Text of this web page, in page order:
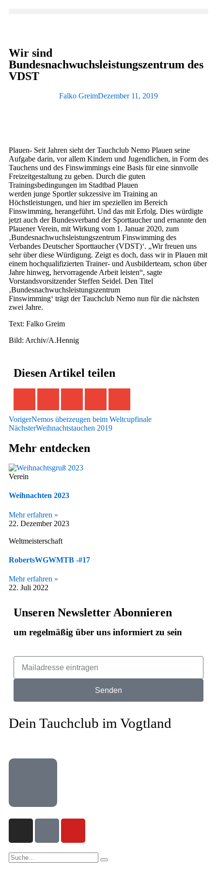
Wir sind
Bundesnachwuchsleistungszentrum des
VDST
Falko GreimDezember 11, 2019
Plauen- Seit Jahren sieht der Tauchclub Nemo Plauen seine
Aufgabe darin, vor allem Kindern und Jugendlichen, in Form des
Tauchens und des Finswimmings eine Basis für eine sinnvolle
Freizeitgestaltung zu geben. Durch die guten
Trainingsbedingungen im Stadtbad Plauen
werden junge Sportler sukzessive im Training an
Höchstleistungen, und hier im speziellen im Bereich
Finswimming, herangeführt. Und das mit Erfolg. Dies würdigte
jetzt auch der Bundesverband der Sporttaucher und ernannte den
Plauener Verein, mit Wirkung vom 1. Januar 2020, zum
‚Bundesnachwuchsleistungszentrum Finswimming des
Verbandes Deutscher Sporttaucher (VDST)‘. „Wir freuen uns
sehr über diese Würdigung. Zeigt es doch, dass wir in Plauen mit
einem hochqualifizierten Trainer- und Ausbilderteam, schon über
Jahre hinweg, hervorragende Arbeit leisten“, sagte
Vorstandsvorsitzender Steffen Seidel. Den Titel
‚Bundesnachwuchsleistungszentrum
Finswimming‘ trägt der Tauchclub Nemo nun für die nächsten
zwei Jahre.
Text: Falko Greim
Bild: Archiv/A.Hennig
Diesen Artikel teilen
VorigerNemos überzeugen beim Weltcupfinale
NächsterWeihnachtstauchen 2019
Mehr entdecken
Verein
Weihnachten 2023
Mehr erfahren »
22. Dezember 2023
Weltmeisterschaft
RobertsWGWMTB -#17
Mehr erfahren »
22. Juli 2022
Unseren Newsletter Abonnieren
um regelmäßig über uns informiert zu sein
Senden
Dein Tauchclub im Vogtland